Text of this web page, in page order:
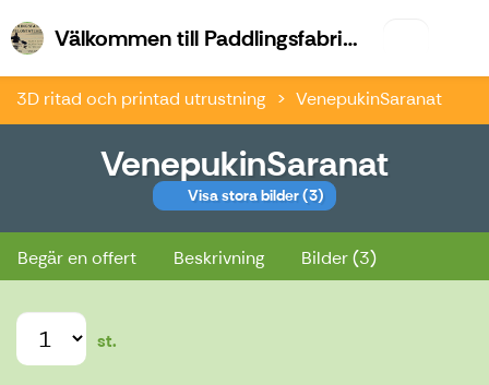
Välkommen till Paddlingsfabriken & Kajk.fi
3D ritad och printad utrustning VenepukinSaranat
VenepukinSaranat
Visa stora bilder(3)
VenepukinSaranat
Begär en offert Beskrivning Bilder (3)
st.